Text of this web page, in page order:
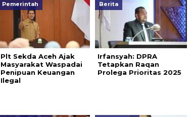
Pemerintah
Plt Sekda Aceh Ajak
Masyarakat Waspadai
Penipuan Keuangan
Ilegal
Berita
Irfansyah: DPRA
Tetapkan Raqan
Prolega Prioritas 2025